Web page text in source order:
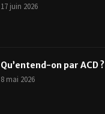
17 juin 2026
Qu’entend-on par ACD ?
8 mai 2026